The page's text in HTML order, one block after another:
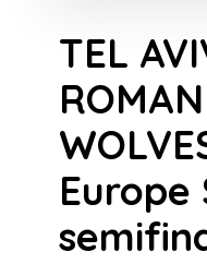
TEL
Europe